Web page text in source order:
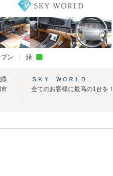
ン 緑
ＳＫＹ ＷＯＲＬＤ
全てのお客様に最高の1台を！